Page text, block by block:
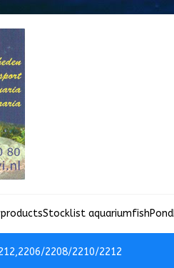
Stocklist aquariumfishPond
2208/2210/2212